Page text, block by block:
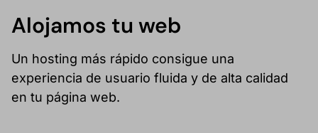
Alojamos tu web
Un hosting más rápido consigue una
experiencia de usuario fluida y de alta calidad
en tu página web.